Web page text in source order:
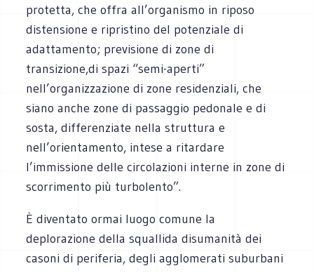
protetta, che offra all’organismo in riposo
distensione e ripristino del potenziale di
adattamento; previsione di zone di
transizione,di spazi “semi-aperti”
nell’organizzazione di zone residenziali, che
siano anche zone di passaggio pedonale e di
sosta, differenziate nella struttura e
nell’orientamento, intese a ritardare
l’immissione delle circolazioni interne in zone di
scorrimento più turbolento”.
È diventato ormai luogo comune la
deplorazione della squallida disumanità dei
casoni di periferia, degli agglomerati suburbani